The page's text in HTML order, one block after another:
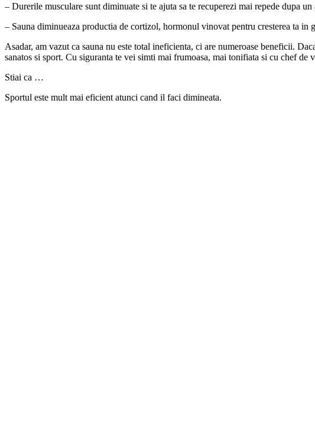
– Durerile musculare sunt diminuate si te ajuta sa te recuperezi mai repede dupa
– Sauna diminueaza productia de cortizol, hormonul vinovat pentru cresterea ta in
Asadar, am vazut ca sauna nu este total ineficienta, ci are numeroase beneficii.
sanatos si sport. Cu siguranta te vei simti mai frumoasa, mai tonifiata si cu chef de
Stiai ca …
Sportul este mult mai eficient atunci cand il faci dimineata.